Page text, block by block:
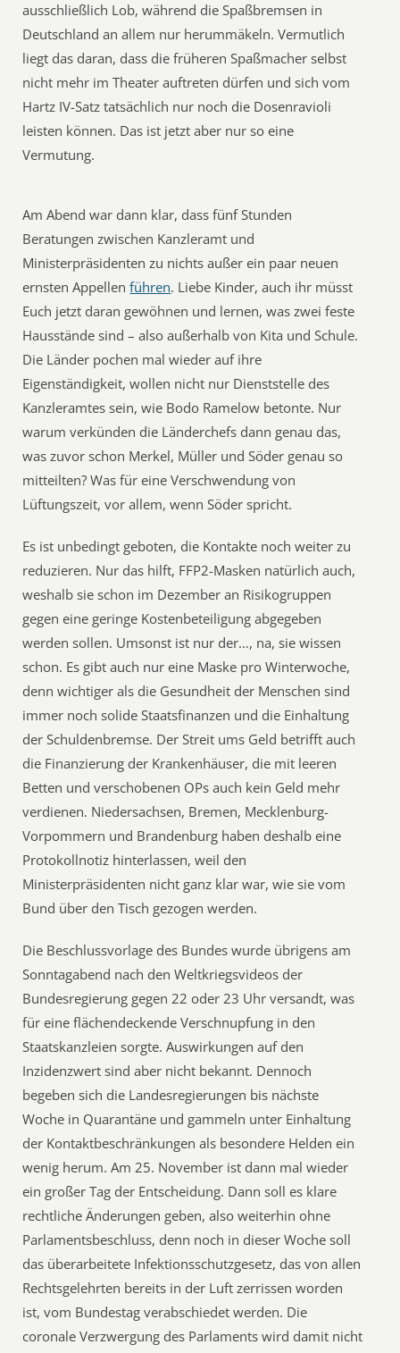
ausschließlich Lob, während die Spaßbremsen in
Deutschland an allem nur herummäkeln. Vermutlich
liegt das daran, dass die früheren Spaßmacher selbst
nicht mehr im Theater auftreten dürfen und sich vom
Hartz IV-Satz tatsächlich nur noch die Dosenravioli
leisten können. Das ist jetzt aber nur so eine
Vermutung.
Am Abend war dann klar, dass fünf Stunden
Beratungen zwischen Kanzleramt und
Ministerpräsidenten zu nichts außer ein paar neuen
ernsten Appellenführen. Liebe Kinder, auch ihr müsst
Euch jetzt daran gewöhnen und lernen, was zwei feste
Hausstände sind – also außerhalb von Kita und Schule.
Die Länder pochen mal wieder auf ihre
Eigenständigkeit, wollen nicht nur Dienststelle des
Kanzleramtes sein, wie Bodo Ramelow betonte. Nur
warum verkünden die Länderchefs dann genau das,
was zuvor schon Merkel, Müller und Söder genau so
mitteilten? Was für eine Verschwendung von
Lüftungszeit, vor allem, wenn Söder spricht.
Es ist unbedingt geboten, die Kontakte noch weiter zu
reduzieren. Nur das hilft, FFP2-Masken natürlich auch,
weshalb sie schon im Dezember an Risikogruppen
gegen eine geringe Kostenbeteiligung abgegeben
werden sollen. Umsonst ist nur der…, na, sie wissen
schon. Es gibt auch nur eine Maske pro Winterwoche,
denn wichtiger als die Gesundheit der Menschen sind
immer noch solide Staatsfinanzen und die Einhaltung
der Schuldenbremse. Der Streit ums Geld betrifft auch
die Finanzierung der Krankenhäuser, die mit leeren
Betten und verschobenen OPs auch kein Geld mehr
verdienen. Niedersachsen, Bremen, Mecklenburg-
Vorpommern und Brandenburg haben deshalb eine
Protokollnotiz hinterlassen, weil den
Ministerpräsidenten nicht ganz klar war, wie sie vom
Bund über den Tisch gezogen werden.
Die Beschlussvorlage des Bundes wurde übrigens am
Sonntagabend nach den Weltkriegsvideos der
Bundesregierung gegen 22 oder 23 Uhr versandt, was
für eine flächendeckende Verschnupfung in den
Staatskanzleien sorgte. Auswirkungen auf den
Inzidenzwert sind aber nicht bekannt. Dennoch
begeben sich die Landesregierungen bis nächste
Woche in Quarantäne und gammeln unter Einhaltung
der Kontaktbeschränkungen als besondere Helden ein
wenig herum. Am 25. November ist dann mal wieder
ein großer Tag der Entscheidung. Dann soll es klare
rechtliche Änderungen geben, also weiterhin ohne
Parlamentsbeschluss, denn noch in dieser Woche soll
das überarbeitete Infektionsschutzgesetz, das von allen
Rechtsgelehrten bereits in der Luft zerrissen worden
ist, vom Bundestag verabschiedet werden. Die
coronale Verzwergung des Parlaments wird damit nicht